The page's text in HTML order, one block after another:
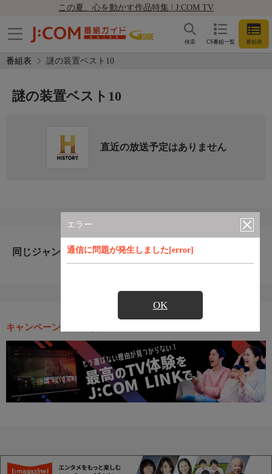
この夏、心を動かす作品特集 | J:COM TV
CS番組一覧 番組表
検索
番組表 謎の装置ベスト10
エラー
通信に問題が発生しました[error]
OK
謎の装置ベスト10
直近の放送予定はありません
同じジャンルのおすすめ番組
キャンペーン・お得な情報